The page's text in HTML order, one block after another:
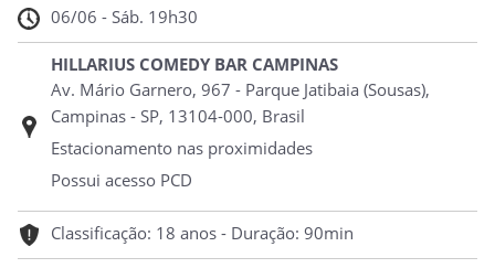
06/06 - Sáb. 19h30
HILLARIUS COMEDY BAR CAMPINAS
Av. Mário Garnero, 967 - Parque Jatibaia (Sousas),
Campinas - SP, 13104-000, Brasil
Estacionamento nas proximidades
Possui acesso PCD
Classificação: 18 anos - Duração: 90min